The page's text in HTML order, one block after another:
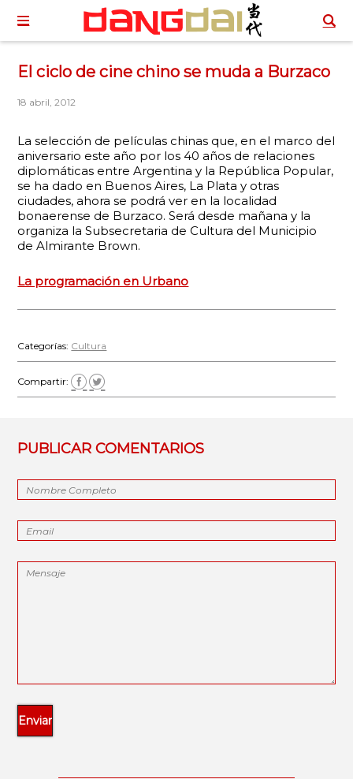
El ciclo de cine chino se muda a Burzaco
18 abril, 2012
La selección de películas chinas que, en el marco del
aniversario este año por los 40 años de relaciones
diplomáticas entre Argentina y la República Popular,
se ha dado en Buenos Aires, La Plata y otras
ciudades, ahora se podrá ver en la localidad
bonaerense de Burzaco. Será desde mañana y la
organiza la Subsecretaria de Cultura del Municipio
de Almirante Brown.
La programación en Urbano
Categorías: Cultura
Compartir:
PUBLICAR COMENTARIOS